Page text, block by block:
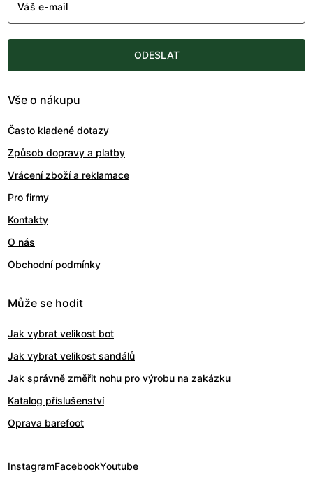
Váš e-mail
ODESLAT
Vše o nákupu
Často kladené dotazy
Způsob dopravy a platby
Vrácení zboží a reklamace
Pro firmy
Kontakty
O nás
Obchodní podmínky
Může se hodit
Jak vybrat velikost bot
Jak vybrat velikost sandálů
Jak správně změřit nohu pro výrobu na zakázku
Katalog příslušenství
Oprava barefoot
InstagramFacebookYoutube